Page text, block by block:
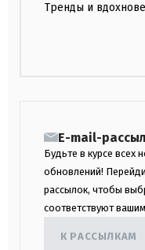
Тренды и
E-mail-
Будьте в курсе всех
обновлений!
рассылок, чтобы
соответствуют
К РАССЫЛКАМ